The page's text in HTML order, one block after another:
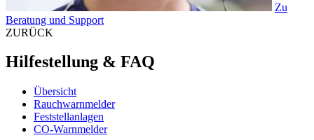
Zu
Beratung und Support
ZURÜCK
Hilfestellung & FAQ
Übersicht
Rauchwarnmelder
Feststellanlagen
CO-Warnmelder